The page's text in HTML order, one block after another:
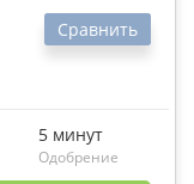
Сравнить
5 минут
Одобрение